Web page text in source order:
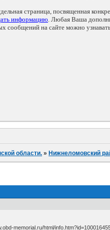
страница, посвященная
информацию. Любая Ваша
сообщений на сайте можно
области. » Нижнеломовский
memorial.ru/html/